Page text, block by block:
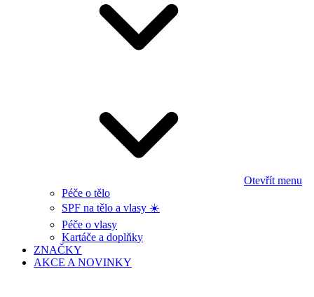
Otevřít menu
Péče o tělo
SPF na tělo a vlasy ☀️
Péče o vlasy
Kartáče a doplňky
ZNAČKY
AKCE A NOVINKY